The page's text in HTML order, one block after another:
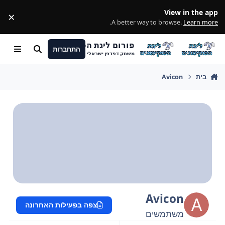
View in the app
A better way to browse. Learn more
.
×
פורום ליגת הפוקימונים
משחק דפדפן ישראלי
התחברות חיפוש Menu
בית Avicon
Avicon
משתמשים
צפה בפעילות האחרונה